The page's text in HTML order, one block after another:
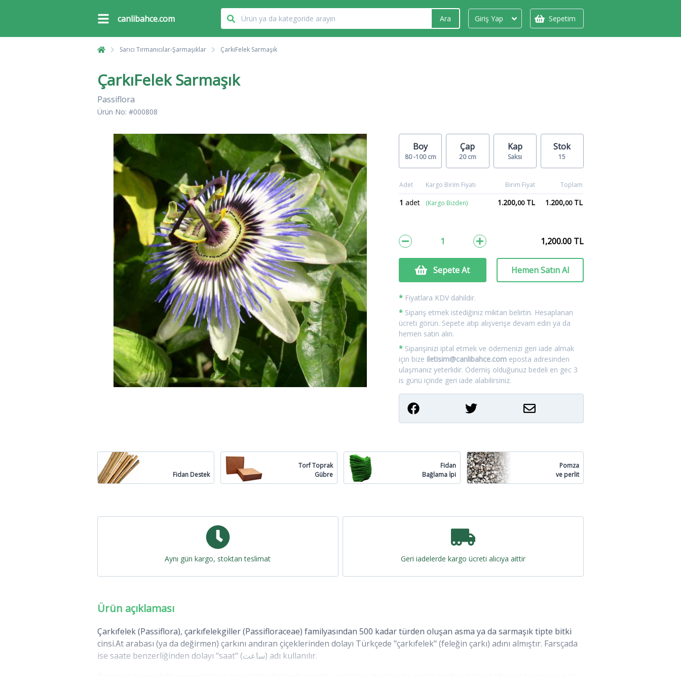
canlibahce.com Ara Giriş Yap Sepetim
Sarıcı Tırmanıcılar-Şarmaşıklar ÇarkıFelek Sarmaşık
ÇarkıFelek Sarmaşık
Passiflora
Ürün No: #000808
Boy
80 -100 cm
Çap
20 cm
Kap
Saksı
Stok
15
Adet Kargo Birim Fiyatı Birim Fiyat Toplam
1 adet (Kargo Bizden) 1.200,00TL 1.200,00TL
1,200.00TL
Sepete At Hemen Satın Al
* Fiyatlara KDV dahildir.
* Sipariş etmek istediğiniz miktarı belirtin. Hesaplanan
ücreti görün. Sepete atıp alışverişe devam edin ya da
hemen satın alın.
* Siparişinizi iptal etmek ve ödemenizi geri iade almak
için bize iletisim@canlibahce.com eposta adresinden
ulaşmanız yeterlidir. Ödemiş olduğunuz bedeli en gec 3
is günü içinde geri iade alabilirsiniz.
Fidan Destek
Torf Toprak
Gübre
Fidan
Bağlama İpi
Pomza
ve perlit
Aynı gün kargo, stoktan teslimat Geri iadelerde kargo ücreti alıcıya aittir
Ürün açıklaması
Çarkıfelek (Passiflora), çarkıfelekgiller (Passifloraceae) familyasından 500 kadar türden oluşan asma ya da sarmaşık tipte bitki
cinsi.At arabası (ya da değirmen) çarkını andıran çiçeklerinden dolayı Türkçede "çarkıfelek" (feleğin çarkı) adını almıştır. Farsçada
ise saate benzerliğinden dolayı "saat" (ساعت) adı kullanılır.